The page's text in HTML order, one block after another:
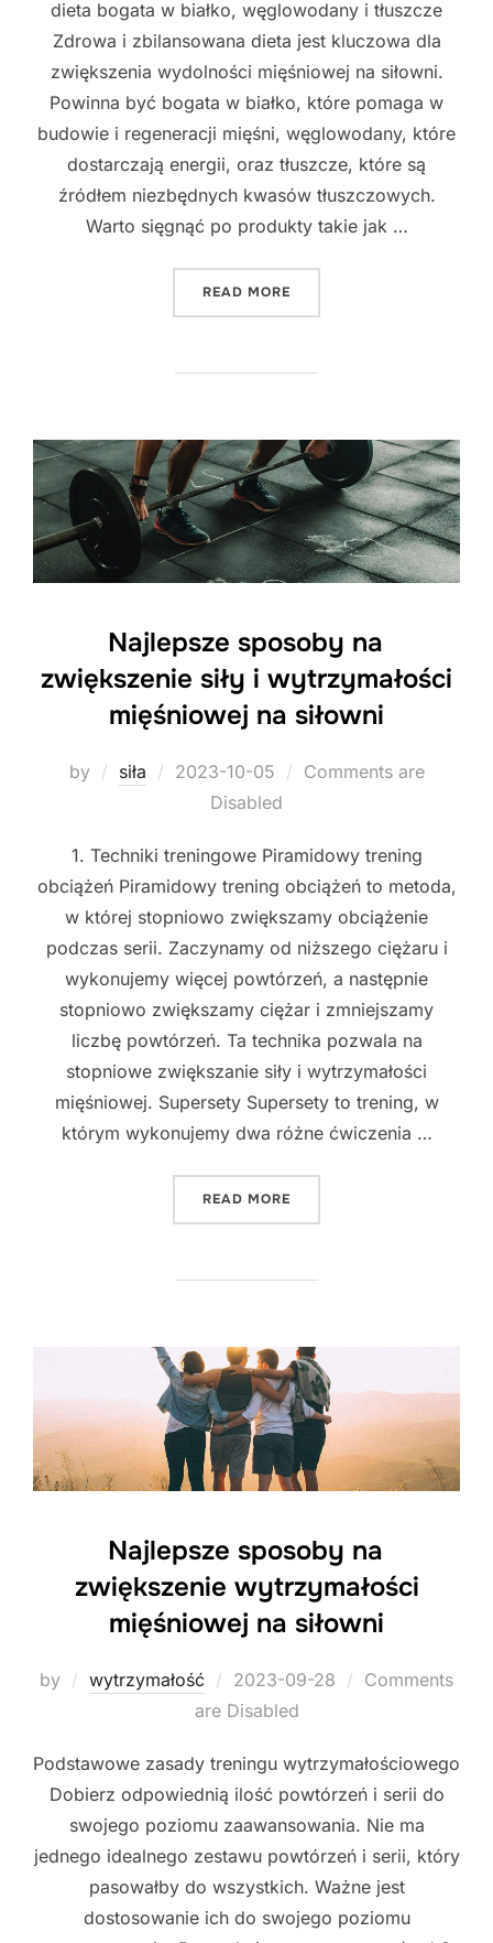
dieta bogata w białko, węglowodany i tłuszcze
Zdrowa i zbilansowana dieta jest kluczowa dla
zwiększenia wydolności mięśniowej na siłowni.
Powinna być bogata w białko, które pomaga w
budowie i regeneracji mięśni, węglowodany, które
dostarczają energii, oraz tłuszcze, które są
źródłem niezbędnych kwasów tłuszczowych.
Warto sięgnąć po produkty takie jak …
READ MORE
Najlepsze sposoby na
zwiększenie siły i wytrzymałości
mięśniowej na siłowni
by siła
Posted
2023-10-05
Comments are
Disabled
1. Techniki treningowe Piramidowy trening
obciążeń Piramidowy trening obciążeń to metoda,
w której stopniowo zwiększamy obciążenie
podczas serii. Zaczynamy od niższego ciężaru i
wykonujemy więcej powtórzeń, a następnie
stopniowo zwiększamy ciężar i zmniejszamy
liczbę powtórzeń. Ta technika pozwala na
stopniowe zwiększanie siły i wytrzymałości
mięśniowej. Supersety Supersety to trening, w
którym wykonujemy dwa różne ćwiczenia …
READ MORE
Najlepsze sposoby na
zwiększenie wytrzymałości
mięśniowej na siłowni
by wytrzymałość
Posted
on
2023-09-28
Comments
are Disabled
Podstawowe zasady treningu wytrzymałościowego
Dobierz odpowiednią ilość powtórzeń i serii do
swojego poziomu zaawansowania. Nie ma
jednego idealnego zestawu powtórzeń i serii, który
pasowałby do wszystkich. Ważne jest
dostosowanie ich do swojego poziomu